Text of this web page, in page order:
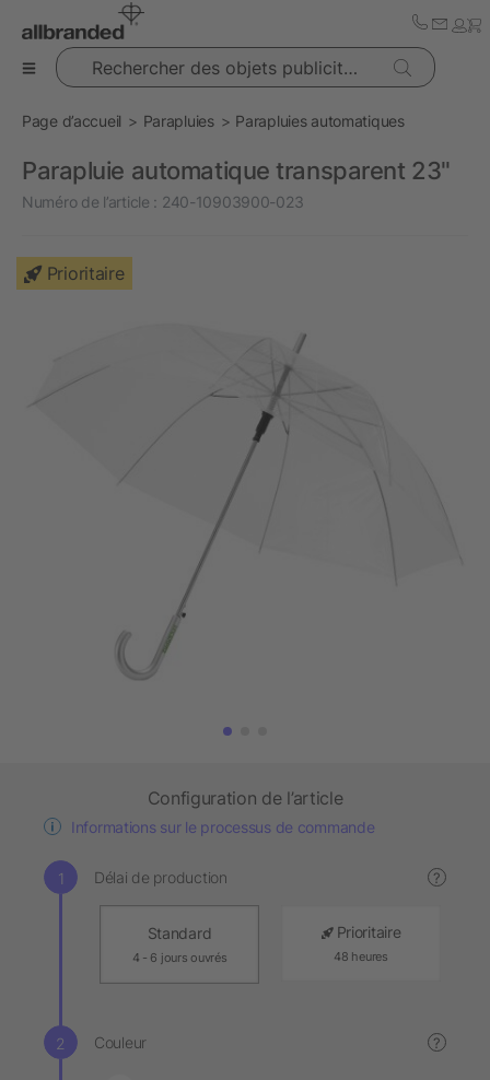
Rechercher des objets publicitaires
Page d’accueil Parapluies Parapluies automatiques
Parapluie automatique transparent 23"
Numéro de l’article : 240-10903900-023
Prioritaire
Configuration de l’article
Informations sur le processus de commande
Délai de production ?
Standard
4 - 6 jours ouvrés
Prioritaire
48 heures
Couleur ?